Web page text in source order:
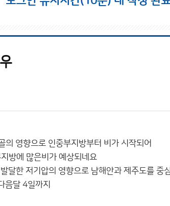
영향으로 인중부지방부터 비가 시작되어
방에 많은비가 예상되네요
달한 저기압의 영향으로 남해안과 제주도를 중
음달 4일까지